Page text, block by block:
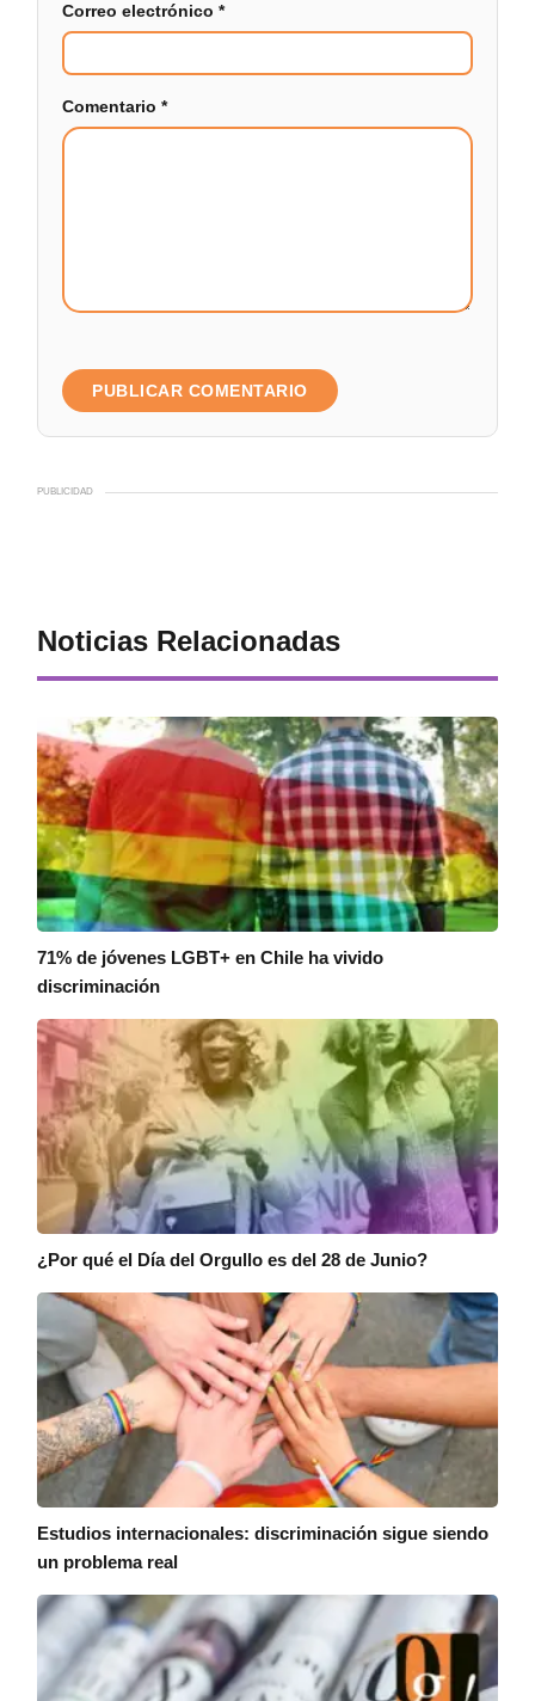
Correo electrónico*
Comentario*
PUBLICIDAD
Noticias Relacionadas
71% de jóvenes LGBT+ en Chile ha vivido
discriminación
¿Por qué el Día del Orgullo es del 28 de Junio?
Estudios internacionales: discriminación sigue siendo
un problema real